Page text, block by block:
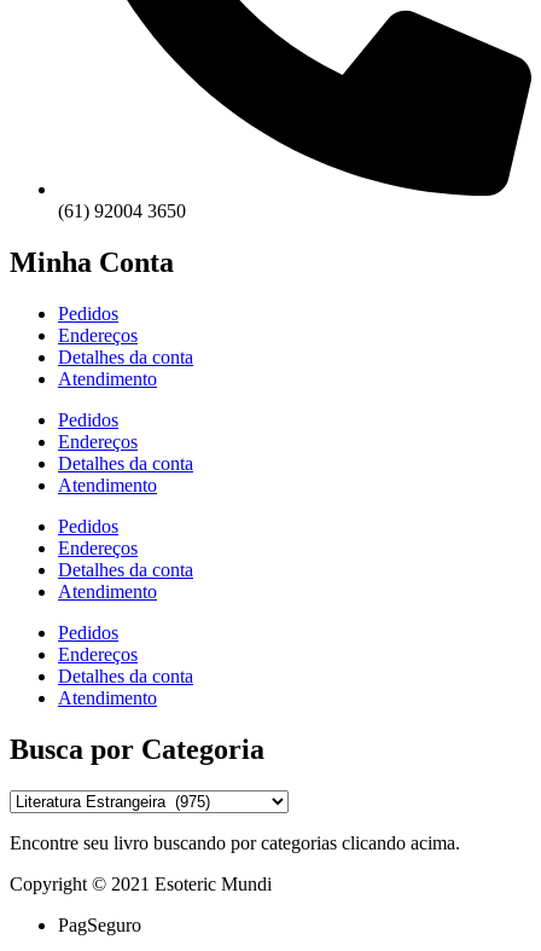
(61) 92004 3650
Minha Conta
Pedidos
Endereços
Detalhes da conta
Atendimento
Pedidos
Endereços
Detalhes da conta
Atendimento
Pedidos
Endereços
Detalhes da conta
Atendimento
Pedidos
Endereços
Detalhes da conta
Atendimento
Busca por Categoria
Encontre seu livro buscando por categorias clicando acima.
Copyright © 2021 Esoteric Mundi
PagSeguro